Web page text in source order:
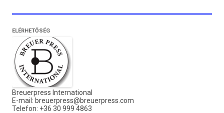
ELÉRHETŐSÉG
Breuerpress International
E-mail: breuerpress@breuerpress.com
Telefon: +36 30 999 4863